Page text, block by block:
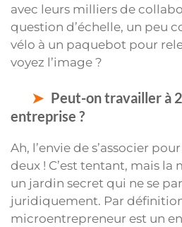
avec leurs milliers de
question d’échelle, un peu
vélo à un paquebot pour
voyez l’image ?
Peut-on travailler à
entreprise ?
Ah, l’envie de s’associer
deux ! C’est tentant, mais
un jardin secret qui ne se
juridiquement. Par
microentrepreneur est un